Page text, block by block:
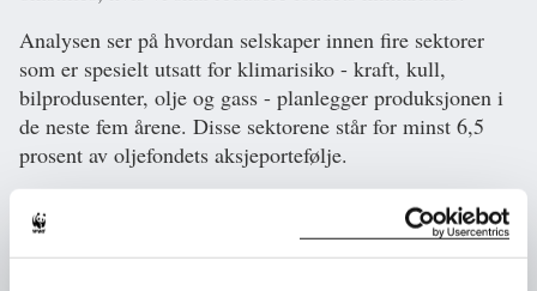
Analysen ser på hvordan selskaper innen fire sektorer
som er spesielt utsatt for klimarisiko - kraft, kull,
bilprodusenter, olje og gass - planlegger produksjonen i
de neste fem årene. Disse sektorene står for minst 6,5
prosent av oljefondets aksjeportefølje.
For bilprodusenter ser man på hvor stor andel elektrisk,
hybrid og bensinbiler produseres, for kraftselskaper hvor
stor andel strøm som produseres med kull, gass,